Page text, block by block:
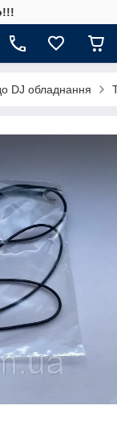
DJ обладнання